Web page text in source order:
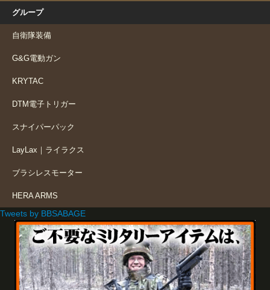
グループ
自衛隊装備
G&G電動ガン
KRYTAC
DTM電子トリガー
スナイパーパック
LayLax｜ライラクス
ブラシレスモーター
HERA ARMS
Tweets by BBSABAGE